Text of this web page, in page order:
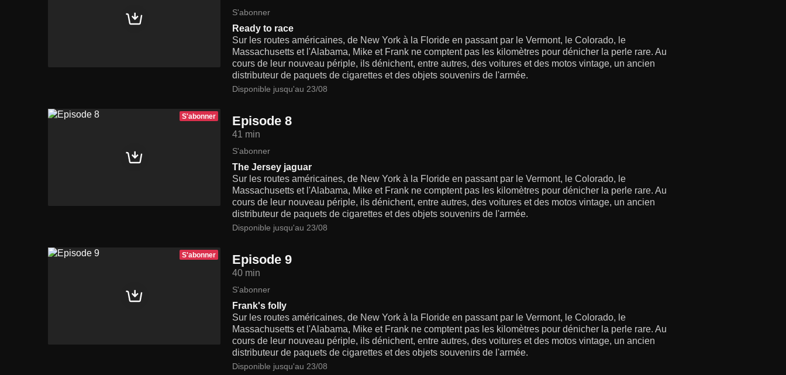
S'abonner
Ready to race
Sur les routes américaines, de New York à la Floride en passant par le Vermont, le Colorado, le
Massachusetts et l'Alabama, Mike et Frank ne comptent pas les kilomètres pour dénicher la perle rare. Au
cours de leur nouveau périple, ils dénichent, entre autres, des voitures et des motos vintage, un ancien
distributeur de paquets de cigarettes et des objets souvenirs de l'armée.
Disponible jusqu'au 23/08
S'abonner Episode 8
41 min
S'abonner
The Jersey jaguar
Sur les routes américaines, de New York à la Floride en passant par le Vermont, le Colorado, le
Massachusetts et l'Alabama, Mike et Frank ne comptent pas les kilomètres pour dénicher la perle rare. Au
cours de leur nouveau périple, ils dénichent, entre autres, des voitures et des motos vintage, un ancien
distributeur de paquets de cigarettes et des objets souvenirs de l'armée.
Disponible jusqu'au 23/08
S'abonner Episode 9
40 min
S'abonner
Frank's folly
Sur les routes américaines, de New York à la Floride en passant par le Vermont, le Colorado, le
Massachusetts et l'Alabama, Mike et Frank ne comptent pas les kilomètres pour dénicher la perle rare. Au
cours de leur nouveau périple, ils dénichent, entre autres, des voitures et des motos vintage, un ancien
distributeur de paquets de cigarettes et des objets souvenirs de l'armée.
Disponible jusqu'au 23/08